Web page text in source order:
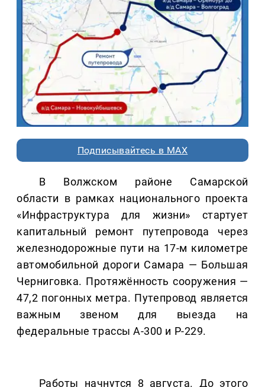
Подписывайтесь в MAX
В Волжском районе Самарской
области в рамках национального проекта
«Инфраструктура для жизни» стартует
капитальный ремонт путепровода через
железнодорожные пути на 17-м километре
автомобильной дороги Самара — Большая
Черниговка. Протяжённость сооружения —
47,2 погонных метра. Путепровод является
важным звеном для выезда на
федеральные трассы А-300 и Р-229.
Работы начнутся 8 августа. До этого